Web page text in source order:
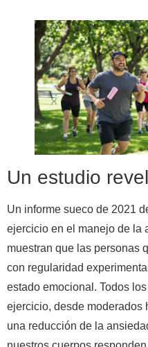
Un estudio
Un informe sueco de 2021
ejercicio en el manejo de la
muestran que las personas
con regularidad
estado emocional. Todos
ejercicio, desde moderados
una reducción de la